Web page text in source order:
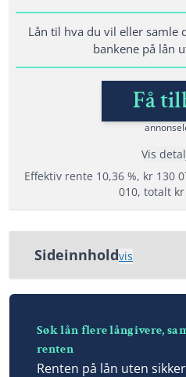
Du er fylt 25 år
Årsinntekt på minst 200
Ingen saker med inkasso
Etableringsgebyr: 900 -
Termingebyr: 40 - 75 kr
Les mer om Zensum →
Lån til hva du vil eller samle
bankene på lån
Få
Effektiv rente 10,36 %, kr 130
010, totalt kr
Vis
Fordeler
Låne opptil 400 000 kr til
Samle lån og kreditter
Stor og trygg bank
Vilkår
Sideinnholdvis
Sparebank 1 Ringerike
Grunnkrav hos Sparebank
forbrukslån
Søk lån flere långivere,
renten
Renten på lån uten